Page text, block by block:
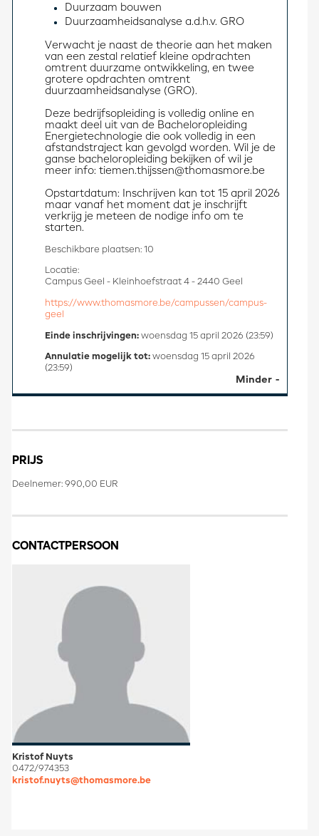
Minder
Duurzaam bouwen
Duurzaamheidsanalyse a.d.h.v. GRO
Verwacht je naast de theorie aan het maken
van een zestal relatief kleine opdrachten
omtrent duurzame ontwikkeling, en twee
grotere opdrachten omtrent
duurzaamheidsanalyse (GRO).
Deze bedrijfsopleiding is volledig online en
maakt deel uit van de Bacheloropleiding
Energietechnologie die ook volledig in een
afstandstraject kan gevolgd worden. Wil je de
ganse bacheloropleiding bekijken of wil je
meer info: tiemen.thijssen@thomasmore.be
Opstartdatum: Inschrijven kan tot 15 april 2026
maar vanaf het moment dat je inschrijft
verkrijg je meteen de nodige info om te
starten.
Beschikbare plaatsen: 10
Locatie:
Campus Geel - Kleinhoefstraat 4 - 2440 Geel
https://www.thomasmore.be/campussen/campus-
geel
Einde inschrijvingen: woensdag 15 april 2026 (23:59)
Annulatie mogelijk tot: woensdag 15 april 2026
(23:59)
PRIJS
Deelnemer: 990,00 EUR
CONTACTPERSOON
Kristof Nuyts
0472/974353
kristof.nuyts@thomasmore.be